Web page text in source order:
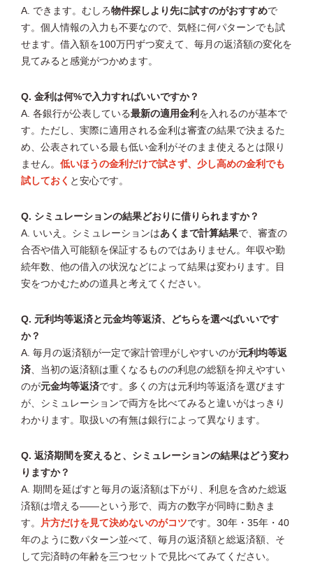
A. できます。むしろ物件探しより先に試すのがおすすめで
す。個人情報の入力も不要なので、気軽に何パターンでも試
せます。借入額を100万円ずつ変えて、毎月の返済額の変化を
見てみると感覚がつかめます。
Q. 金利は何%で入力すればいいですか？
A. 各銀行が公表している最新の適用金利 を入れるのが基本で
す。ただし、実際に適用される金利は審査の結果で決まるた
め、公表されている最も低い金利がそのまま使えるとは限り
ません。 低いほうの金利だけで試さず、少し高めの金利でも
試しておく と安心です。
Q. シミュレーションの結果どおりに借りられますか？
A. いいえ。シミュレーションはあくまで計算結果で、審査の
合否や借入可能額を保証するものではありません。年収や勤
続年数、他の借入の状況などによって結果は変わります。目
安をつかむための道具と考えてください。
Q. 元利均等返済と元金均等返済、どちらを選べばいいです
か？
A. 毎月の返済額が一定で家計管理がしやすいのが元利均等返
済 、当初の返済額は重くなるものの利息の総額を抑えやすい
のが元金均等返済です。多くの方は元利均等返済を選びます
が、シミュレーションで両方を比べてみると違いがはっきり
わかります。取扱いの有無は銀行によって異なります。
Q. 返済期間を変えると、シミュレーションの結果はどう変わ
りますか？
A. 期間を延ばすと毎月の返済額は下がり、利息を含めた総返
済額は増える――という形で、両方の数字が同時に動きま
す。
片方だけを見て決めないのがコツです。30年・35年・40
年のように数パターン並べて、毎月の返済額と総返済額、そ
して完済時の年齢を三つセットで見比べてみてください。